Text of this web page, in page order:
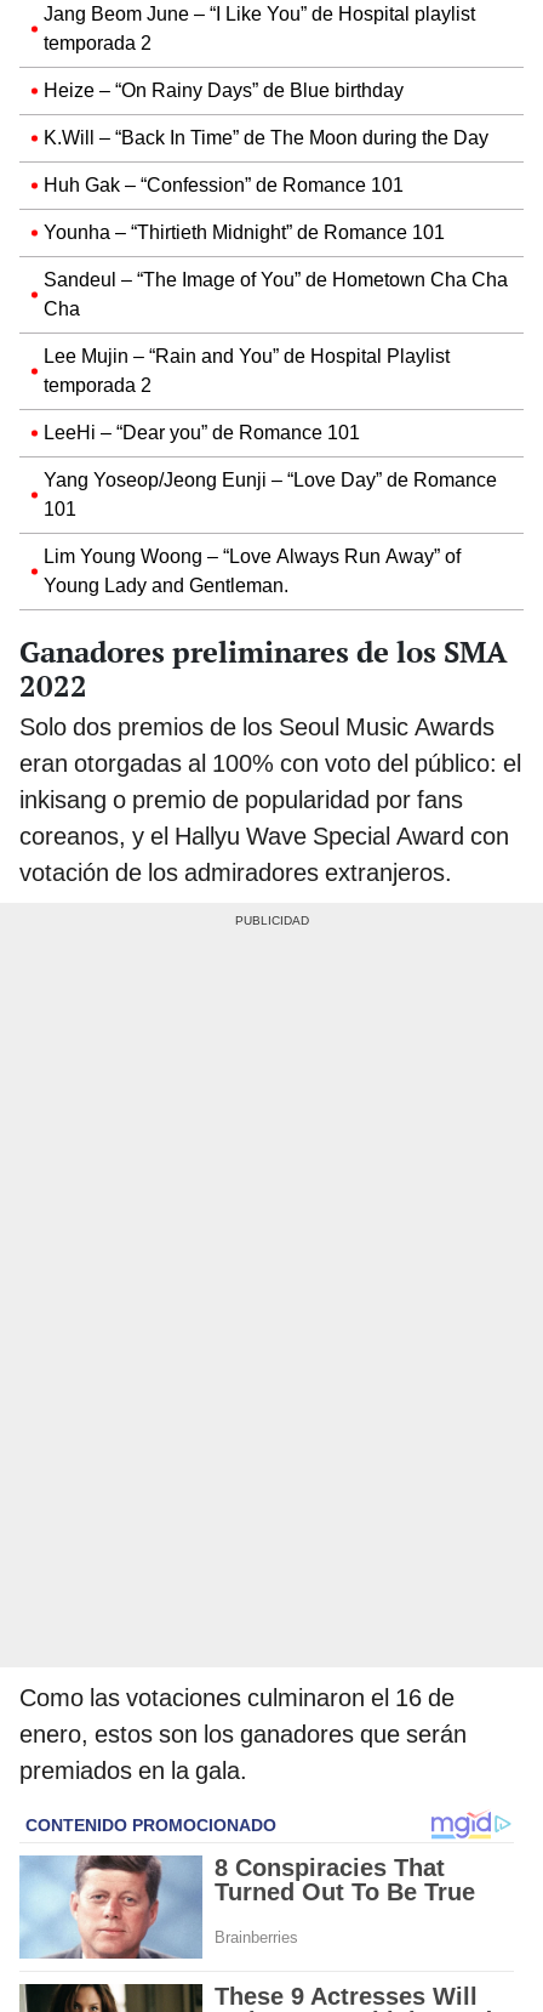
Jang Beom June – “I Like You” de Hospital playlist
temporada 2
Heize – “On Rainy Days” de Blue birthday
K.Will – “Back In Time” de The Moon during the Day
Huh Gak – “Confession” de Romance 101
Younha – “Thirtieth Midnight” de Romance 101
Sandeul – “The Image of You” de Hometown Cha Cha
Cha
Lee Mujin – “Rain and You” de Hospital Playlist
temporada 2
LeeHi – “Dear you” de Romance 101
Yang Yoseop/Jeong Eunji – “Love Day” de Romance
101
Lim Young Woong – “Love Always Run Away” of
Young Lady and Gentleman.
Ganadores preliminares de los SMA
2022
Solo dos premios de los Seoul Music Awards
eran otorgadas al 100% con voto del público: el
inkisang o premio de popularidad por fans
coreanos, y el Hallyu Wave Special Award con
votación de los admiradores extranjeros.
Como las votaciones culminaron el 16 de
enero, estos son los ganadores que serán
premiados en la gala.